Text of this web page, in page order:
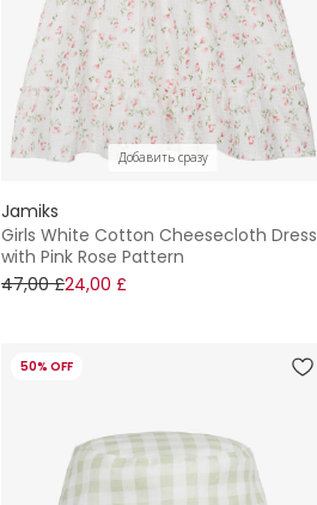
Добавить сразу
Jamiks
Girls White Cotton Cheesecloth Dress
with Pink Rose Pattern
47,00 £24,00 £
50% OFF